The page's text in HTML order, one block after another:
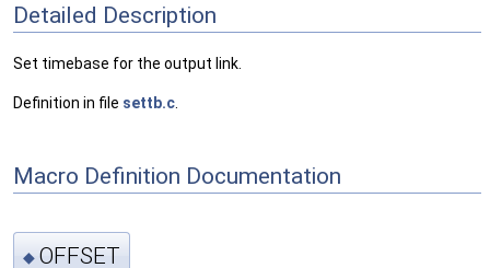
Detailed Description
Set timebase for the output link.
Definition in file settb.c
Macro Definition Documentation
◆ OFFSET